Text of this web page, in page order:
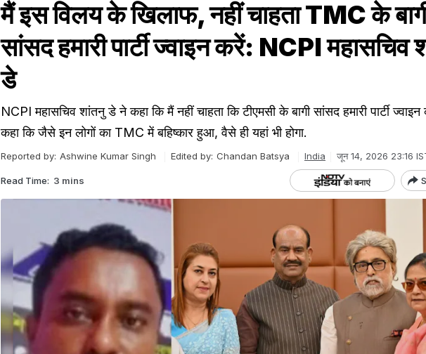
मैं इस विलय के खिलाफ, नहीं चाहता TMC के
सांसद हमारी पार्टी ज्वाइन करें: NCPI महासचिव
डे
NCPI महासचिव शांतनु डे ने कहा कि मैं नहीं चाहता कि टीएमसी के बागी सांसद हमारी पार्टी
कहा कि जैसे इन लोगों का TMC में बहिष्कार हुआ, वैसे ही यहां भी होगा.
Reported by: Ashwine Kumar Singh Edited by: Chandan Batsya India जून 14, 2026 23:16
Read Time: 3 mins